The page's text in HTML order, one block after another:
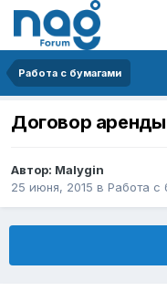
Работа с бумагами
Договор аренды
Автор: Malygin
25 июня, 2015 в Работа с